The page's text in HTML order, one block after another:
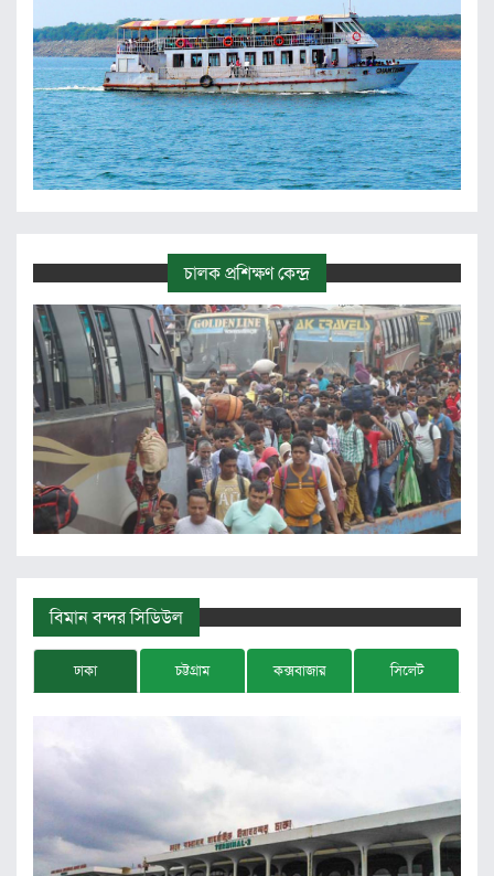
চালক প্রশিক্ষণ কেন্দ্র
বিমান বন্দর সিডিউল
ঢাকা চট্টগ্রাম কক্সবাজার সিলেট